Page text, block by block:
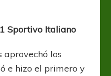
Sportivo Italiano
aprovechó los
e hizo el primero y